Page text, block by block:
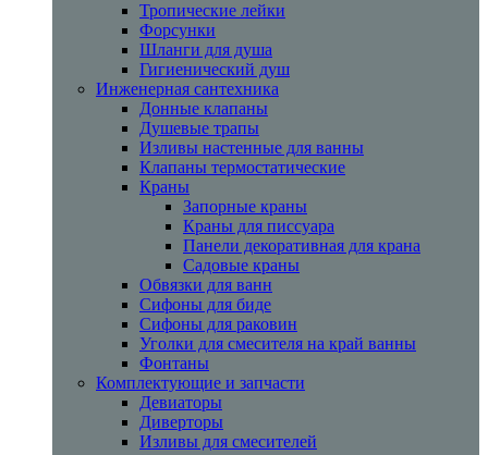
Тропические лейки
Форсунки
Шланги для душа
Гигиенический душ
Инженерная сантехника
Донные клапаны
Душевые трапы
Изливы настенные для ванны
Клапаны термостатические
Краны
Запорные краны
Краны для писсуара
Панели декоративная для крана
Садовые краны
Обвязки для ванн
Сифоны для биде
Сифоны для раковин
Уголки для смесителя на край ванны
Фонтаны
Комплектующие и запчасти
Девиаторы
Диверторы
Изливы для смесителей